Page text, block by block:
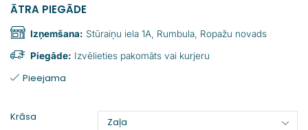
ĀTRA PIEGĀDE
Izņemšana: Stūraiņu iela 1A, Rumbula, Ropažu novads
Piegāde: Izvēlieties pakomāts vai kurjeru
Pieejama
Krāsa